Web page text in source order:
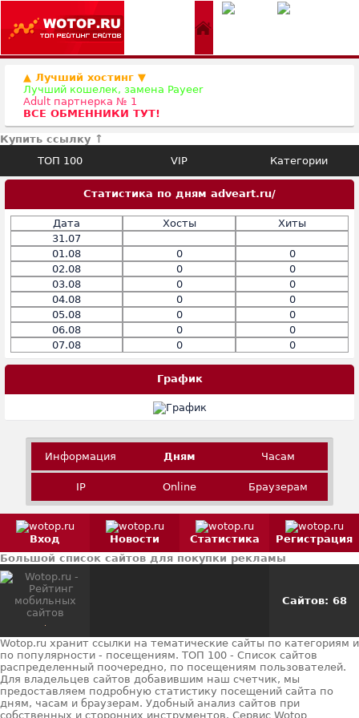
▲ Лучший хостинг ▼
Лучший кошелек, замена Payeer
Adult партнерка № 1
ВСЕ ОБМЕННИКИ ТУТ!
Купить ссылку ↑
ТОП 100
VIP Категории
Статистика по дням adveart.ru/
Дата Хосты
Хиты
31.07
01.08
0
0
02.08
0
0
03.08
0
0
04.08
0
0
05.08
0
0
06.08
0
0
07.08
0 0
График
Информация Дням Часам
IP Online Браузерам
Вход Новости Статистика
Регистрация
Большой список сайтов для покупки рекламы
Сайтов: 68
Wotop.ru хранит ссылки на тематические сайты по категориям и
по популярности - посещениям. ТОП 100 - Список сайтов
распределенный поочередно, по посещениям пользователей.
Для владельцев сайтов добавившим наш счетчик, мы
предоставляем подробную статистику посещений сайта по
дням, часам и браузерам. Удобный анализ сайтов при
собственных и сторонних инструментов. Сервис Wotop